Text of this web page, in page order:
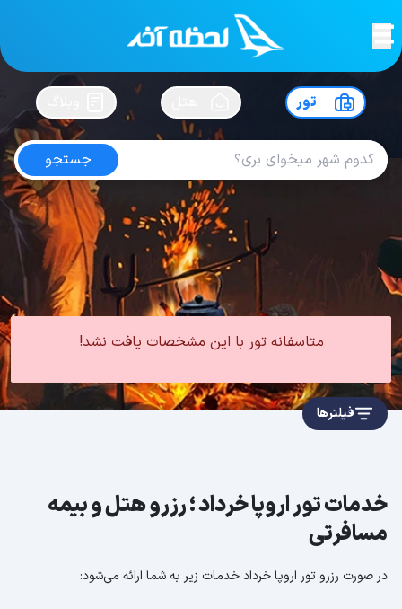
لحظه آخرسفرت رو بساز !
تور
جستجو
تور اروپا خرداد
امتیاز5 از5| از100 کاربر
لحظه آخر تور اروپا بهار تور اروپا خرداد
متاسفانه تور با این مشخصات یافت نشد!
فیلترها
خدمات تور اروپا خرداد ؛ رزرو هتل و بیمه
مسافرتی
در صورت رزرو تور اروپا خرداد خدمات زیر به شما ارائه می‌شود: